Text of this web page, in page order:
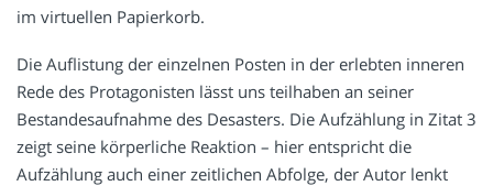
im virtuellen Papierkorb.
Die Auflistung der einzelnen Posten in der erlebten inneren
Rede des Protagonisten lässt uns teilhaben an seiner
Bestandesaufnahme des Desasters. Die Aufzählung in Zitat 3
zeigt seine körperliche Reaktion – hier entspricht die
Aufzählung auch einer zeitlichen Abfolge, der Autor lenkt